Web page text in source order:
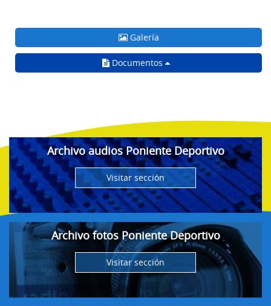
Galería
Documentos
Archivo audios Poniente Deportivo
Visitar sección
Archivo fotos Poniente Deportivo
Visitar sección